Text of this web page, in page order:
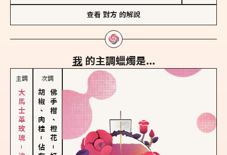
查看 對方 的解說
我 的主調蠟燭是...
主調
大馬士革玫瑰－浪漫型
次調
胡椒、肉桂
－ 佛手柑、橙花
－